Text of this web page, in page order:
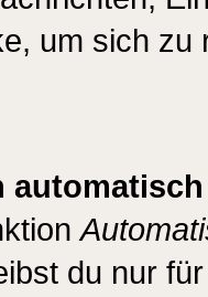
um sich
du nur